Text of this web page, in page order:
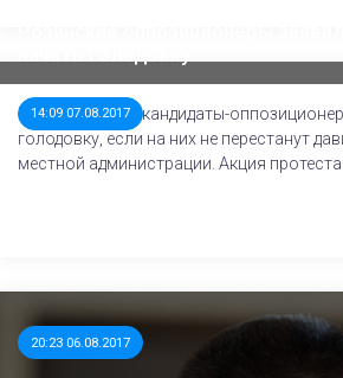
14:09 07.08.2017
В поселке Роза кандидаты-
голодовку, если на них не перестанут
местной администрации. Акция протеста
20:23 06.08.2017